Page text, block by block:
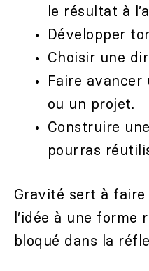
le résultat à
Développer
Choisir une
Faire avancer
ou un projet.
Construire
pourras
Gravité sert à
l’idée à une forme
bloqué dans la